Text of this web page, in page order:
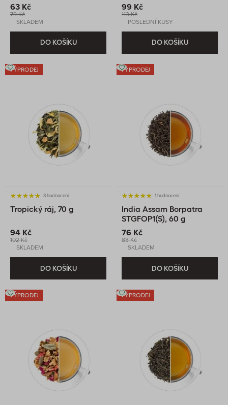
63 Kč
79 Kč
SKLADEM
DO KOŠÍKU
99 Kč
113 Kč
POSLEDNÍ KUSY
DO KOŠÍKU
VÝPRODEJ
3 hodnocení
Tropický ráj, 70 g
94 Kč
102 Kč
SKLADEM
DO KOŠÍKU
VÝPRODEJ
1 hodnocení
India Assam Borpatra
STGFOP1(S), 60 g
76 Kč
83 Kč
SKLADEM
DO KOŠÍKU
VÝPRODEJ VÝPRODEJ